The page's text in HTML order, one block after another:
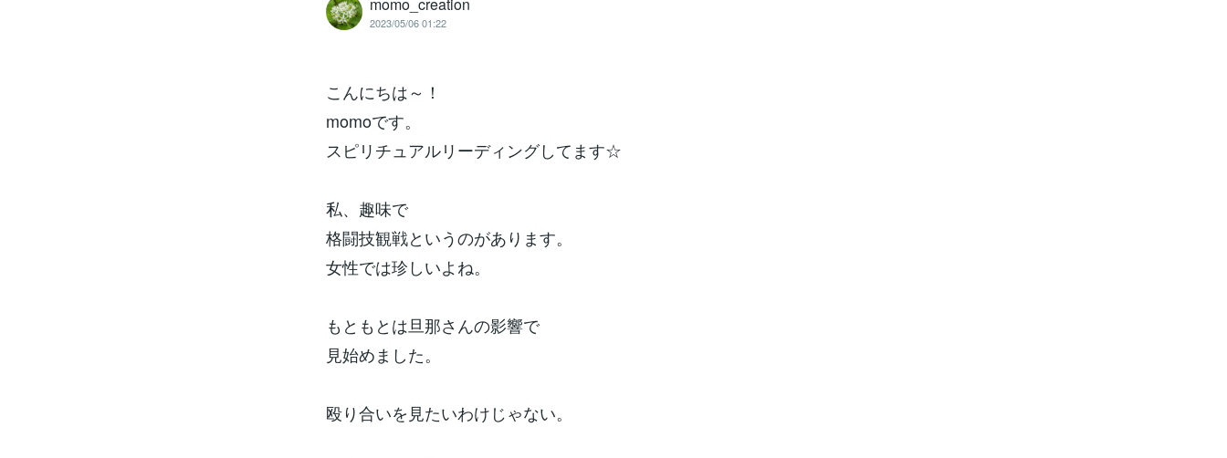
2023/05/06 01:22
こんにちは～！
momoです。
スピリチュアルリーディングしてます☆
私、趣味で
格闘技観戦というのがあります。
女性では珍しいよね。
もともとは旦那さんの影響で
見始めました。
殴り合いを見たいわけじゃない。